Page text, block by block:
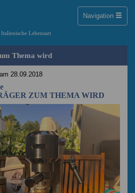
Lebensart
Navigation Toggle
Thema wird
28.09.2018
ZUM THEMA WIRD